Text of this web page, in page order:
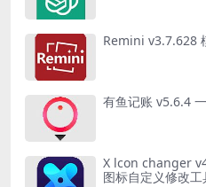
Remini v3.7.628
有鱼记账 v5.6.4
X lcon changer
图标自定义修改工